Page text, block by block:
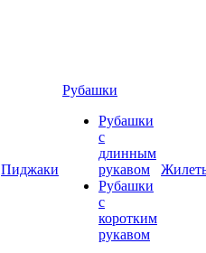
Пиджаки
Рубашки
Рубашки
с
длинным
рукавом
Рубашки
с
коротким
рукавом